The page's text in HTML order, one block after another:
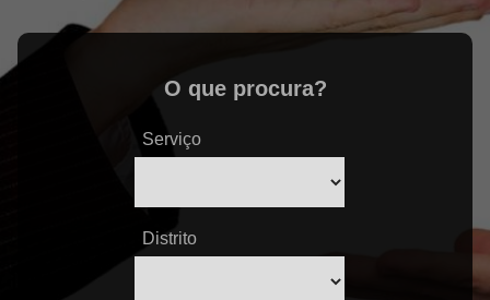
O que procura?
Serviço
Distrito